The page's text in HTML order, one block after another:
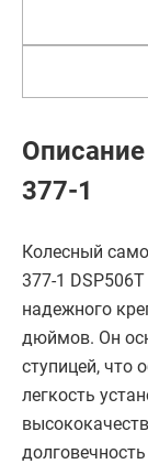
377-1
Колесный
377-1
надежного
дюймов. Он
ступицей, что
легкость